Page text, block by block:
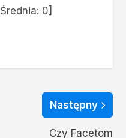
Średnia: 0]
Następny
Czy Facetom